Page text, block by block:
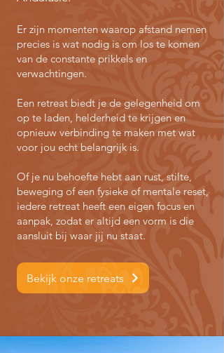
Er zijn momenten waarop afstand nemen
precies is wat nodig is om los te komen
van de constante prikkels en
verwachtingen.
Een retreat biedt je de gelegenheid om
op te laden, helderheid te krijgen en
opnieuw verbinding te maken met wat
voor jou echt belangrijk is.
Of je nu behoefte hebt aan rust, stilte,
beweging of een fysieke of mentale reset,
iedere retreat heeft een eigen focus en
aanpak, zodat er altijd een vorm is die
aansluit bij waar jij nu staat.
Bekijk onze retreats